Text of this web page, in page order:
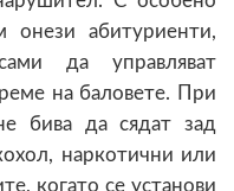
абитуриенти,
да управляват
на баловете. При
бива да сядат зад
наркотични или
когато се установи